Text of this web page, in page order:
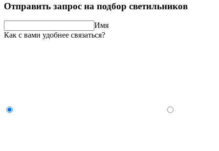
Отправить запрос на подбор светильников
Имя
Как с вами удобнее связаться?